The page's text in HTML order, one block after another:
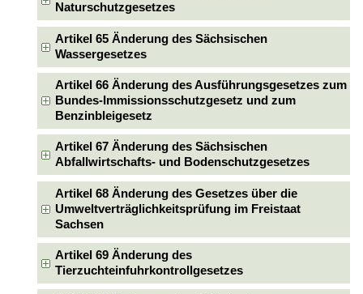
Naturschutzgesetzes
Artikel 65 Änderung des Sächsischen
Wassergesetzes
Artikel 66 Änderung des Ausführungsgesetzes zum
Bundes-Immissionsschutzgesetz und zum
Benzinbleigesetz
Artikel 67 Änderung des Sächsischen
Abfallwirtschafts- und Bodenschutzgesetzes
Artikel 68 Änderung des Gesetzes über die
Umweltverträglichkeitsprüfung im Freistaat
Sachsen
Artikel 69 Änderung des
Tierzuchteinfuhrkontrollgesetzes